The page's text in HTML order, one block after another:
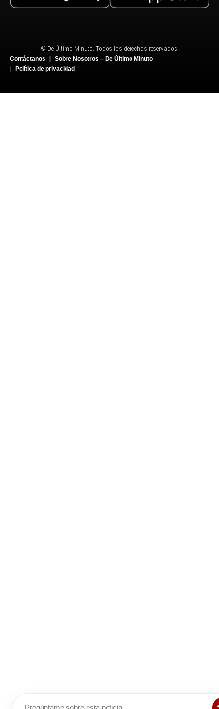
© De Último Minuto. Todos los derechos reservados.
Contáctanos
Sobre Nosotros – De Último Minuto
Política de privacidad